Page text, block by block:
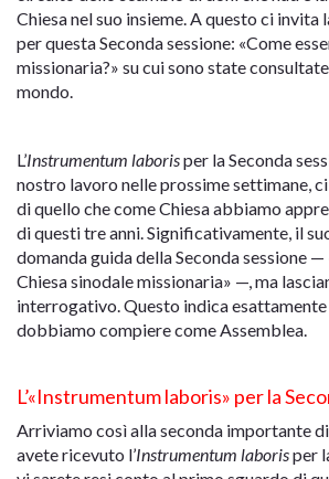
Chiesa nel suo insieme. A questo ci invita
per questa Seconda sessione: «Come
missionaria?» su cui sono state
mondo.
L’Instrumentum laborisper la Seconda
nostro lavoro nelle prossime settimane,
di quello che come Chiesa abbiamo
di questi tre anni. Significativamente, il
domanda guida della Seconda sessione —
Chiesa sinodale missionaria» —, ma
interrogativo. Questo indica esattamente
dobbiamo compiere come Assemblea.
L’«Instrumentum laboris» per la
Arriviamo così alla seconda importante
avete ricevuto l’Instrumentum laborisper